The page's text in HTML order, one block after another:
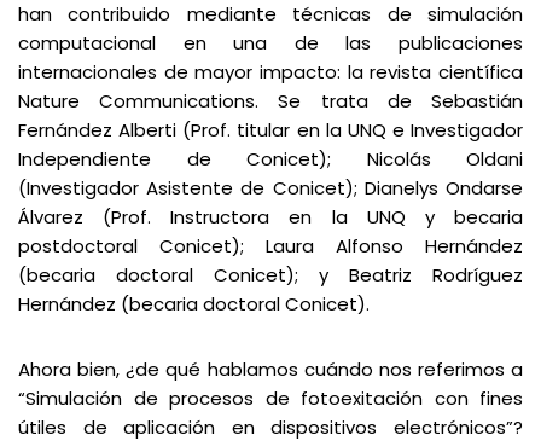
han contribuido mediante técnicas de simulación
computacional en una de las publicaciones
internacionales de mayor impacto: la revista científica
Nature Communications. Se trata de Sebastián
Fernández Alberti (Prof. titular en la UNQ e Investigador
Independiente de Conicet); Nicolás Oldani
(Investigador Asistente de Conicet); Dianelys Ondarse
Álvarez (Prof. Instructora en la UNQ y becaria
postdoctoral Conicet); Laura Alfonso Hernández
(becaria doctoral Conicet); y Beatriz Rodríguez
Hernández (becaria doctoral Conicet).
Ahora bien, ¿de qué hablamos cuándo nos referimos a
“Simulación de procesos de fotoexitación con fines
útiles de aplicación en dispositivos electrónicos”?